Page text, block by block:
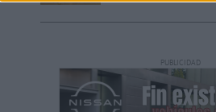
PUBLICIDAD